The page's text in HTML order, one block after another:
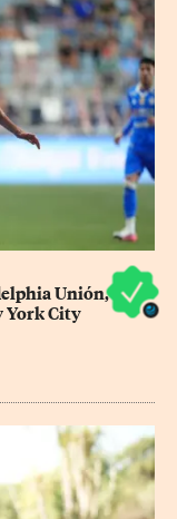
Unión,
York City